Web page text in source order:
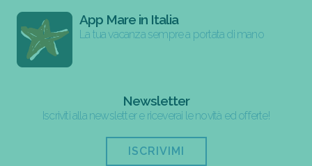
App Mare in Italia
La tua vacanza sempre a portata di mano
Newsletter
Iscriviti alla newsletter e riceverai le novità ed offerte!
ISCRIVIMI